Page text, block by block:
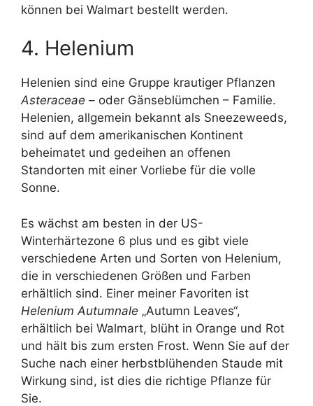
können bei Walmart bestellt werden.
4. Helenium
Helenien sind eine Gruppe krautiger Pflanzen
Asteraceae – oder Gänseblümchen – Familie.
Helenien, allgemein bekannt als Sneezeweeds,
sind auf dem amerikanischen Kontinent
beheimatet und gedeihen an offenen
Standorten mit einer Vorliebe für die volle
Sonne.
Es wächst am besten in der US-
Winterhärtezone 6 plus und es gibt viele
verschiedene Arten und Sorten von Helenium,
die in verschiedenen Größen und Farben
erhältlich sind. Einer meiner Favoriten ist
Helenium Autumnale „Autumn Leaves“,
erhältlich bei Walmart, blüht in Orange und Rot
und hält bis zum ersten Frost. Wenn Sie auf der
Suche nach einer herbstblühenden Staude mit
Wirkung sind, ist dies die richtige Pflanze für
Sie.